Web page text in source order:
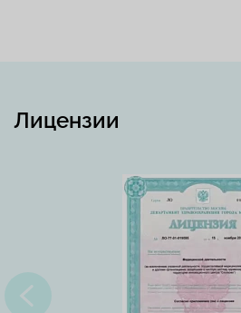
Лицензии